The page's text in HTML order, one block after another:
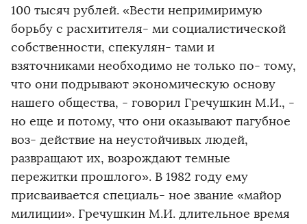
100 тысяч рублей. «Вести непримиримую
борьбу с расхитителя- ми социалистической
собственности, спекулян- тами и
взяточниками необходимо не только по- тому,
что они подрывают экономическую основу
нашего общества, - говорил Гречушкин М.И., -
но еще и потому, что они оказывают пагубное
воз- действие на неустойчивых людей,
развращают их, возрождают темные
пережитки прошлого». В 1982 году ему
присваивается специаль- ное звание «майор
милиции». Гречушкин М.И. длительное время